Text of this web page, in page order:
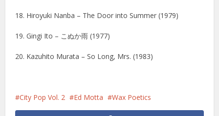
18. Hiroyuki Nanba – The Door into Summer (1979)
19. Gingi Ito – こぬか雨 (1977)
20. Kazuhito Murata – So Long, Mrs. (1983)
City Pop Vol. 2 Ed Motta Wax Poetics